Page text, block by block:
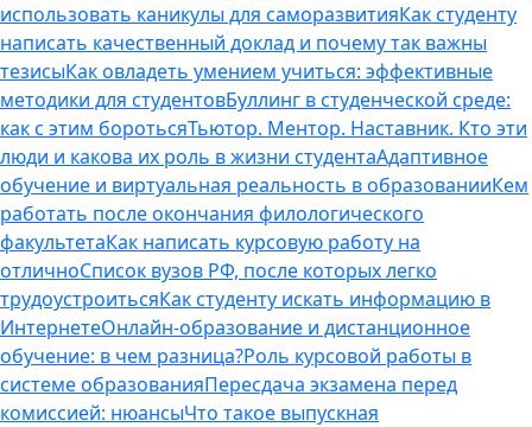
использовать каникулы для саморазвитияКак студенту
написать качественный доклад и почему так важны
тезисыКак овладеть умением учиться: эффективные
методики для студентовБуллинг в студенческой среде:
как с этим боротьсяТьютор. Ментор. Наставник. Кто эти
люди и какова их роль в жизни студентаАдаптивное
обучение и виртуальная реальность в образованииКем
работать после окончания филологического
факультетаКак написать курсовую работу на
отличноСписок вузов РФ, после которых легко
трудоустроитьсяКак студенту искать информацию в
ИнтернетеОнлайн-образование и дистанционное
обучение: в чем разница?Роль курсовой работы в
системе образованияПересдача экзамена перед
комиссией: нюансыЧто такое выпускная